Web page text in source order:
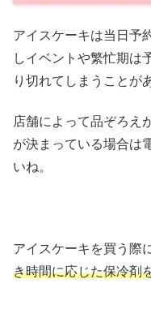
アイスケーキは当日予
しイベントや繁忙期は
り切れてしまうことが
店舗によって品ぞろえ
が決まっている場合は
いね。
アイスケーキを買う際
き時間に応じた保冷剤